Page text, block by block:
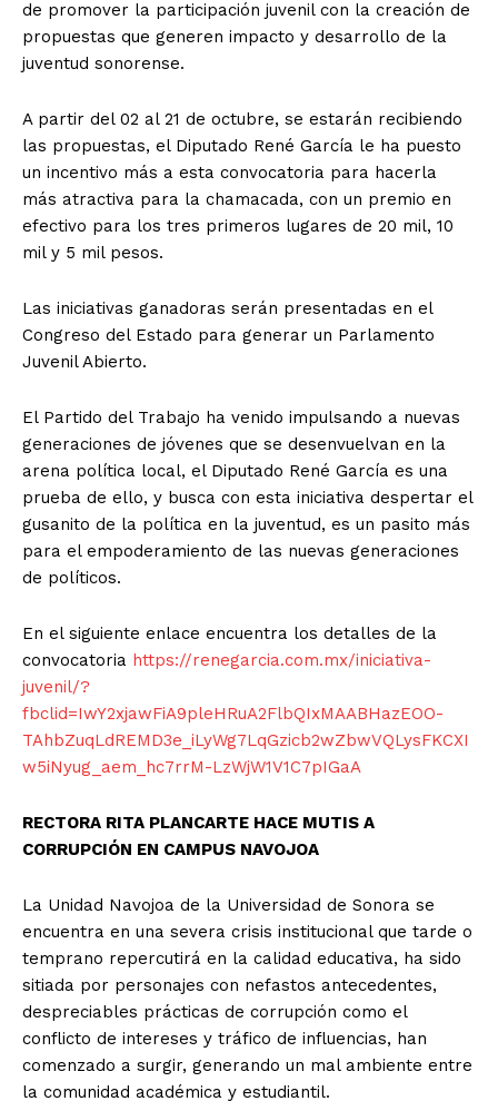
de promover la participación juvenil con la creación de
propuestas que generen impacto y desarrollo de la
juventud sonorense.
A partir del 02 al 21 de octubre, se estarán recibiendo
las propuestas, el Diputado René García le ha puesto
un incentivo más a esta convocatoria para hacerla
más atractiva para la chamacada, con un premio en
efectivo para los tres primeros lugares de 20 mil, 10
mil y 5 mil pesos.
Las iniciativas ganadoras serán presentadas en el
Congreso del Estado para generar un Parlamento
Juvenil Abierto.
El Partido del Trabajo ha venido impulsando a nuevas
generaciones de jóvenes que se desenvuelvan en la
arena política local, el Diputado René García es una
prueba de ello, y busca con esta iniciativa despertar el
gusanito de la política en la juventud, es un pasito más
para el empoderamiento de las nuevas generaciones
de políticos.
En el siguiente enlace encuentra los detalles de la
convocatoria https://renegarcia.com.mx/iniciativa-
juvenil/?
fbclid=IwY2xjawFiA9pleHRuA2FlbQIxMAABHazEOO-
TAhbZuqLdREMD3e_iLyWg7LqGzicb2wZbwVQLysFKCXI
w5iNyug_aem_hc7rrM-LzWjW1V1C7pIGaA
RECTORA RITA PLANCARTE HACE MUTIS A
CORRUPCIÓN EN CAMPUS NAVOJOA
La Unidad Navojoa de la Universidad de Sonora se
encuentra en una severa crisis institucional que tarde o
temprano repercutirá en la calidad educativa, ha sido
sitiada por personajes con nefastos antecedentes,
despreciables prácticas de corrupción como el
conflicto de intereses y tráfico de influencias, han
comenzado a surgir, generando un mal ambiente entre
la comunidad académica y estudiantil.